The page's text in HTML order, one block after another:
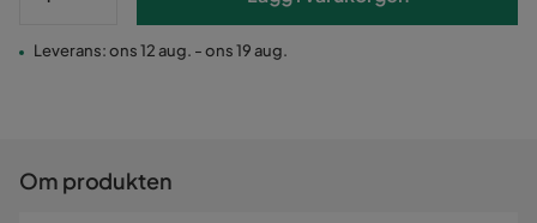
Leverans: ons 12 aug. - ons 19 aug.
Om produkten